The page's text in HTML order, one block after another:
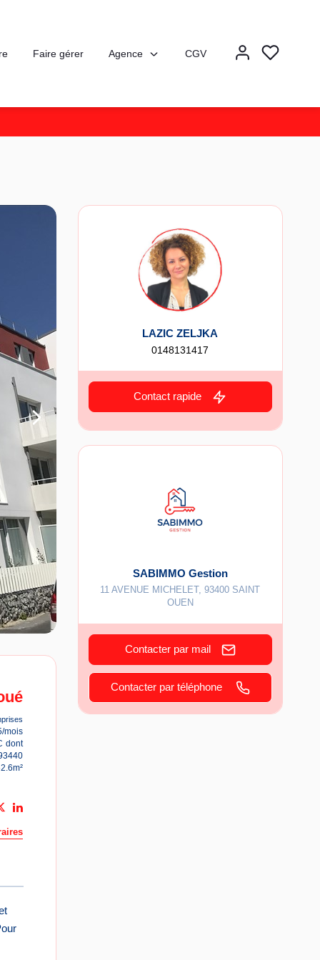
Faire gérer Agence CGV
mois
dont
LAZIC ZELJKA
0148131417
Contact rapide
SABIMMO Gestion
11 AVENUE MICHELET,93400 SAINT
OUEN
Contacter par mail
Contacter par téléphone